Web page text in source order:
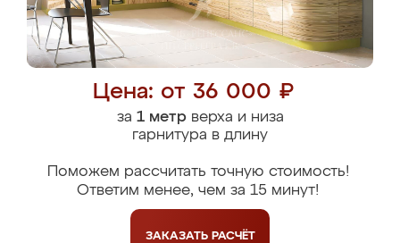
Цена: от 36 000 ₽
за 1 метрверха и низа
гарнитура в длину
Поможем рассчитать точную стоимость!
Ответим менее, чем за 15 минут!
ЗАКАЗАТЬ РАСЧЁТ